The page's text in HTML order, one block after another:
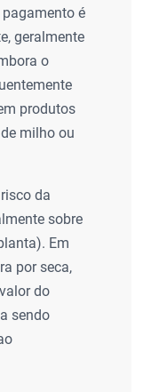
pagamento é
geralmente
o
produtos
milho ou
da
sobre
Em
por seca,
do
sendo